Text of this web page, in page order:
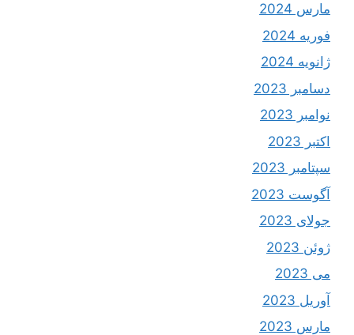
مارس 2024
فوریه 2024
ژانویه 2024
دسامبر 2023
نوامبر 2023
اکتبر 2023
سپتامبر 2023
آگوست 2023
جولای 2023
ژوئن 2023
می 2023
آوریل 2023
مارس 2023